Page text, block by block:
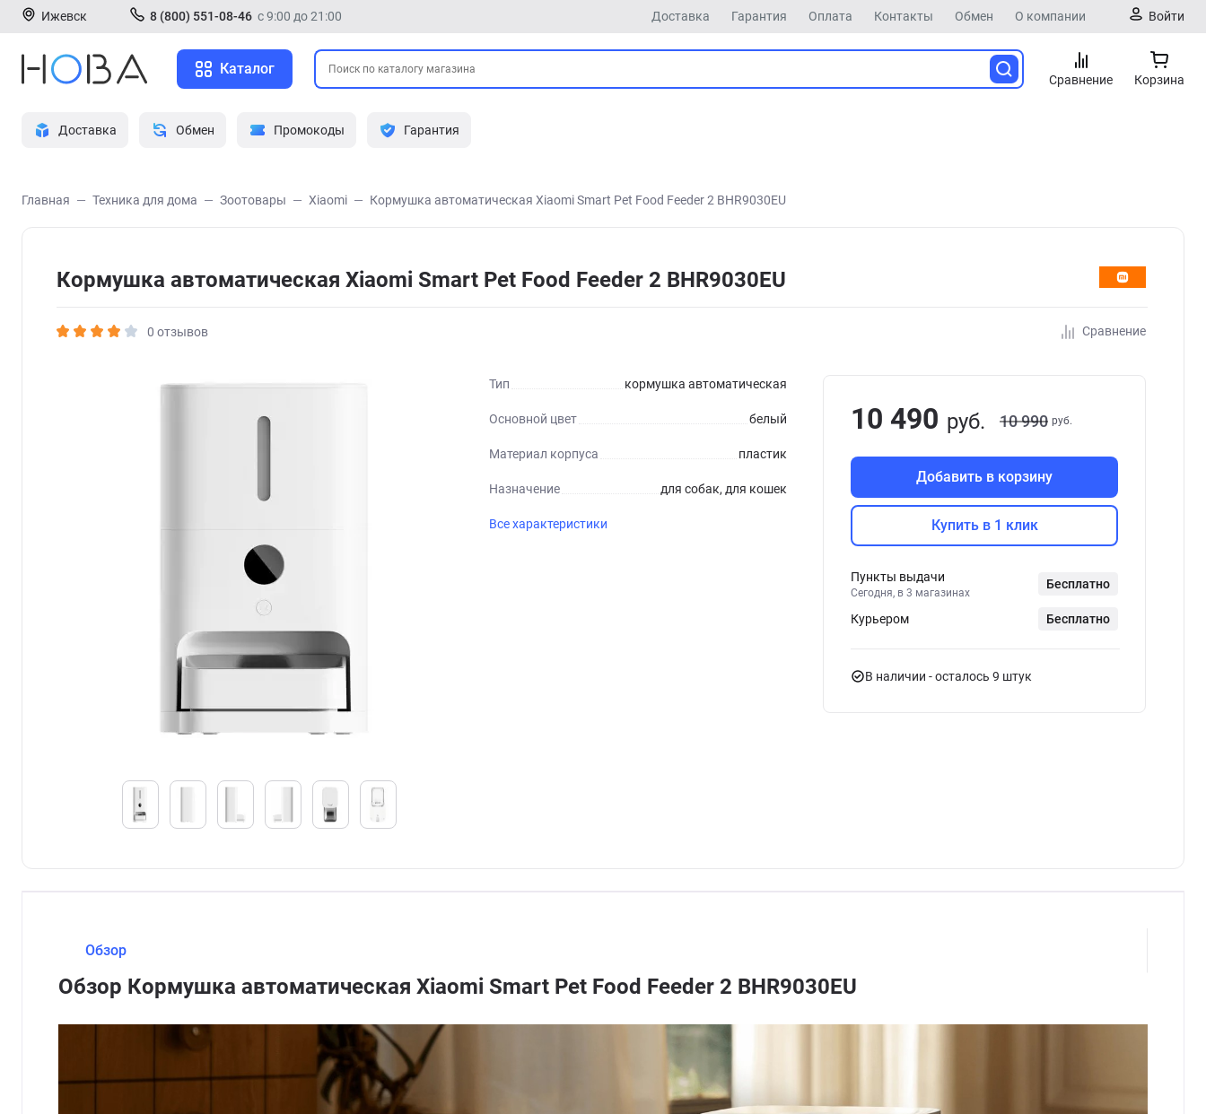
Ижевск 8 (800) 551-08-46 с 9:00 до 21:00 Доставка Гарантия Оплата Контакты Обмен О компании Войти
Каталог
Сравнение Корзина
Доставка Обмен Промокоды Гарантия
Главная Техника для дома Зоотовары Xiaomi Кормушка автоматическая Xiaomi Smart Pet Food Feeder 2 BHR9030EU
Кормушка автоматическая Xiaomi Smart Pet Food Feeder 2 BHR9030EU
0 отзывов Сравнение
Тип кормушка автоматическая
Основной цвет белый
Материал корпуса пластик
Назначение для собак, для кошек
Все характеристики
10 490 руб. 10 990 руб.
Добавить в корзину
Купить в 1 клик
Пункты выдачи
Сегодня, в 3 магазинах
Бесплатно
Курьером Бесплатно
В наличии - осталось 9 штук
Обзор
Обзор Кормушка автоматическая Xiaomi Smart Pet Food Feeder 2 BHR9030EU